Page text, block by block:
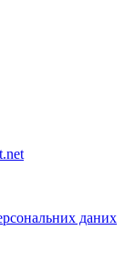
даних